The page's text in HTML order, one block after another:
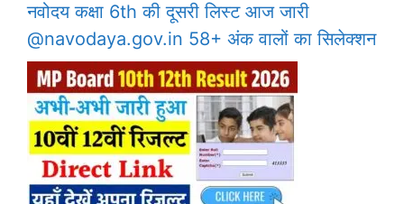
नवोदय कक्षा 6th की दूसरी लिस्ट आज जारी
@navodaya.gov.in 58+ अंक वालों का सिलेक्शन